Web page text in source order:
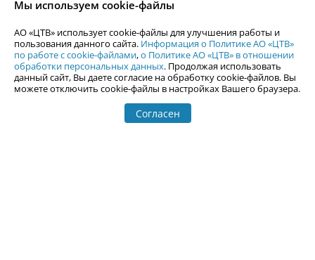
По вопросам размещения рекламы обращайтесь по тел.
По вопросам размещения информации в разделе «Афиша»
afisha@uralweb.ru
Пользовательское соглашение на использование сайта
Политика АО «ЦТВ» в отношении обработки персональных данных
Мы используем cookie-файлы
АО «ЦТВ» использует cookie-файлы для улучшения работы и
пользования данного сайта. Информация о Политике АО «ЦТВ»
по работе с cookie-файлами,о Политике АО «ЦТВ» в отношении
обработки персональных данных. Продолжая использовать
данный сайт, Вы даете согласие на обработку cookie-файлов. Вы
можете отключить cookie-файлы в настройках Вашего браузера.
Согласен